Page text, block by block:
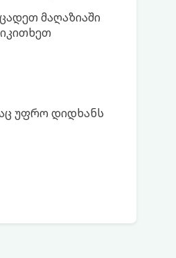
მაღაზიაში
უფრო დიდხანს